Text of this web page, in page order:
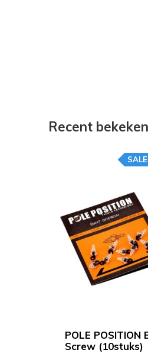
Recent bekeken
POLE POSITION
Screw (10stuks)
SALE